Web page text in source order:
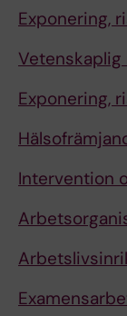
Exponering,
Exponering,
Intervention